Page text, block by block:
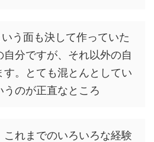
う面も決して作っていた
分ですが、それ以外の自
。とても混とんとしてい
のが正直なところ
れまでのいろいろな経験